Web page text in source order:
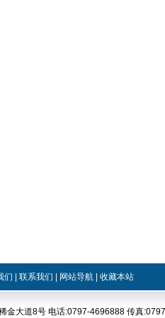
们 联系我们 网站导航 收藏本站
金大道8号 电话:0797-4696888 传真